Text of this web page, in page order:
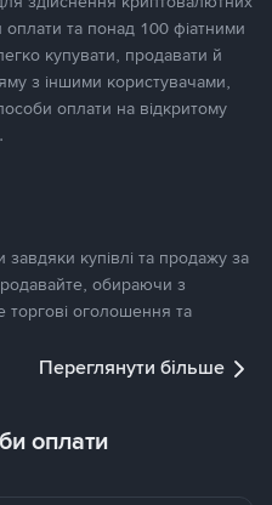
та понад 100 фіатними
купувати, продавати й
з іншими користувачами,
оплати на відкритому
завдяки купівлі та продажу за
обираючи з
торгові оголошення та
Переглянути більше
оплати